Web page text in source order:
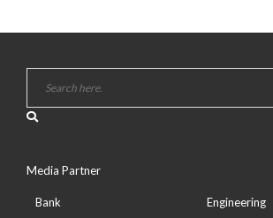
Media Partner
Bank
Engineering